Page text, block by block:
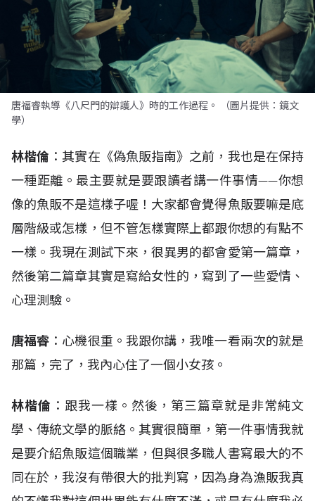
唐福睿執導《八尺門的辯護人》時的工作過程。 （圖片提供：鏡文
學）
林楷倫 ：其實在《偽魚販指南》之前，我也是在保持
一種距離。最主要就是要跟讀者講一件事情——你想
像的魚販不是這樣子喔！大家都會覺得魚販要嘛是底
層階級或怎樣，但不管怎樣實際上都跟你想的有點不
一樣。我現在測試下來，很異男的都會愛第一篇章，
然後第二篇章其實是寫給女性的，寫到了一些愛情、
心理測驗。
唐福睿 ：心機很重。我跟你講，我唯一看兩次的就是
那篇，完了，我內心住了一個小女孩。
林楷倫 ：跟我一樣。然後，第三篇章就是非常純文
學、傳統文學的脈絡。其實很簡單，第一件事情我就
是要介紹魚販這個職業，但與很多職人書寫最大的不
同在於，我沒有帶很大的批判寫，因為身為漁販我真